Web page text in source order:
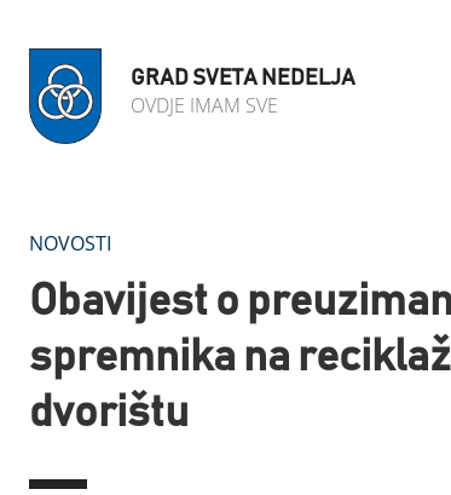
GRAD SVETA NEDELJA
OVDJE IMAM SVE
NOVOSTI
Obavijest o
spremnika na
dvorištu